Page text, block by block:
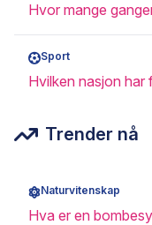
Hvor mange
Sport
Hvilken nasjon har
Trender nå
Naturvitenskap
Hva er en